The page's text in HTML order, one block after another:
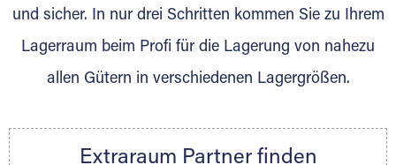
Gewinnung von Neukunden
Nachricht.
und sicher. In nur drei Schritten kommen Sie zu Ihrem
Lagerraum beim Profi für die Lagerung von nahezu
allen Gütern in verschiedenen Lagergrößen.
Extraraum Partner finden